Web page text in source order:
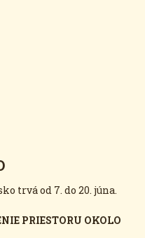
trvá od 7. do 20. júna.
PRIESTORU OKOLO